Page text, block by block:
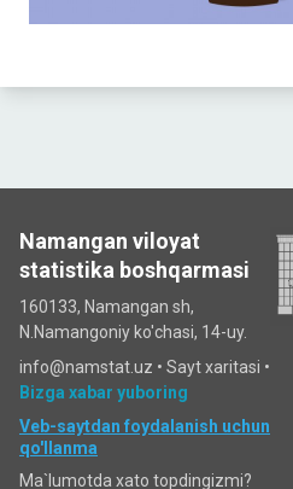
Namangan viloyat
statistika boshqarmasi
160133, Namangan sh,
N.Namangoniy ko'chasi, 14-uy.
info@namstat.uz • Sayt xaritasi •
Bizga xabar yuboring
Veb-saytdan foydalanish uchun
qo'llanma
Ma`lumotda xato topdingizmi?